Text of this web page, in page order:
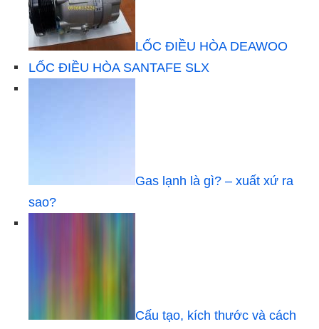
LỐC ĐIỀU HÒA DEAWOO
LỐC ĐIỀU HÒA SANTAFE SLX
Gas lạnh là gì? – xuất xứ ra
sao?
Cấu tạo, kích thước và cách